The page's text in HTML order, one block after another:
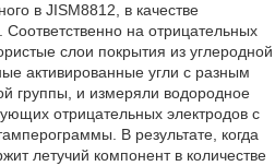
в JISM8812, в качестве
Соответственно на отрицательных
слои покрытия из углеродной
активированные угли с разным
группы, и измеряли водородное
отрицательных электродов с
В результате, когда
летучий компонент в количестве